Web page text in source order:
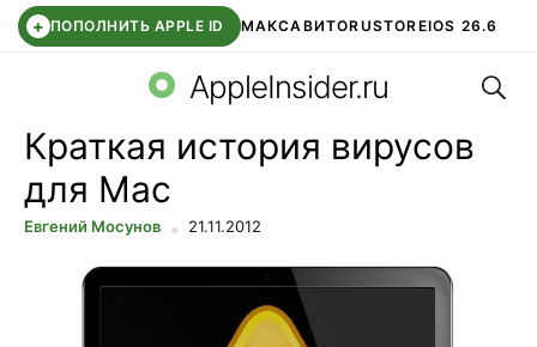
+ ПОПОЛНИТЬ APPLE ID МАКСАВИТОRUSTOREIOS 26.6
СБЕР КИДС ВТБ ОНЛАЙН ЧАТ В ROBLOX
AppleInsider.ru
Краткая история вирусов
для Mac
Евгений Мосунов 21.11.2012